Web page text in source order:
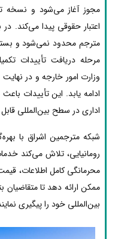
مجوز آغاز می‌شود و نسخه
اعتبار حقوقی پیدا می‌کند.
مترجم محدود نمی‌شود و
مرحله دریافت تأییدات
وزارت امور خارجه و در
ادامه یابد. این تأییدات
اداری در سطح بین‌المللی
شبکه مترجمین اشراق با
رومانیایی، تلاش می‌کند
محرمانگی کامل اطلاعات،
ممکن ارائه دهد تا متقاضیان
بین‌المللی خود را پیگیری